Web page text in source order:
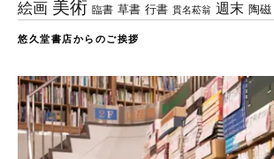
絵画 美術 臨書 草書 行書 貫名菘翁 週末 陶磁
悠久堂書店からのご挨拶